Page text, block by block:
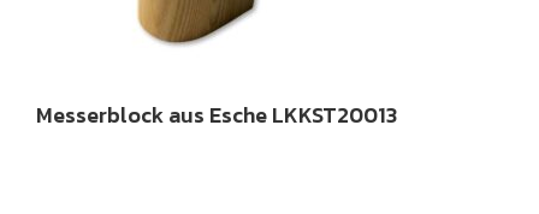
Messerblock aus Esche LKKST20013